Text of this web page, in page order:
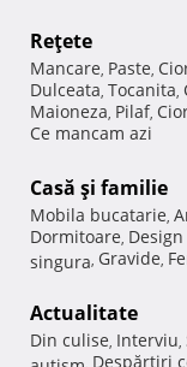
Reţete
Mancare, Paste,
Dulceata, Tocanita,
Maioneza, Pilaf,
Ce mancam azi
Casă şi familie
Mobila bucatarie,
Dormitoare,
singura, Gravide,
Actualitate
Din culise, Interviu,
autism, Despărţiri